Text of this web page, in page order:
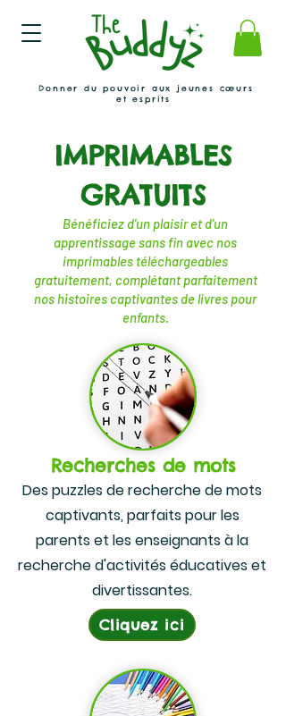
Donner du pouvoir aux jeunes cœurs
et esprits
IMPRIMABLES
GRATUITS
Bénéficiez d'un plaisir et d'un
apprentissage sans fin avec nos
imprimables téléchargeables
gratuitement, complétant parfaitement
nos histoires captivantes de livres pour
enfants.
Recherches de mots
Des puzzles de recherche de mots
captivants, parfaits pour les
parents et les enseignants à la
recherche d'activités éducatives et
divertissantes.
Cliquez ici